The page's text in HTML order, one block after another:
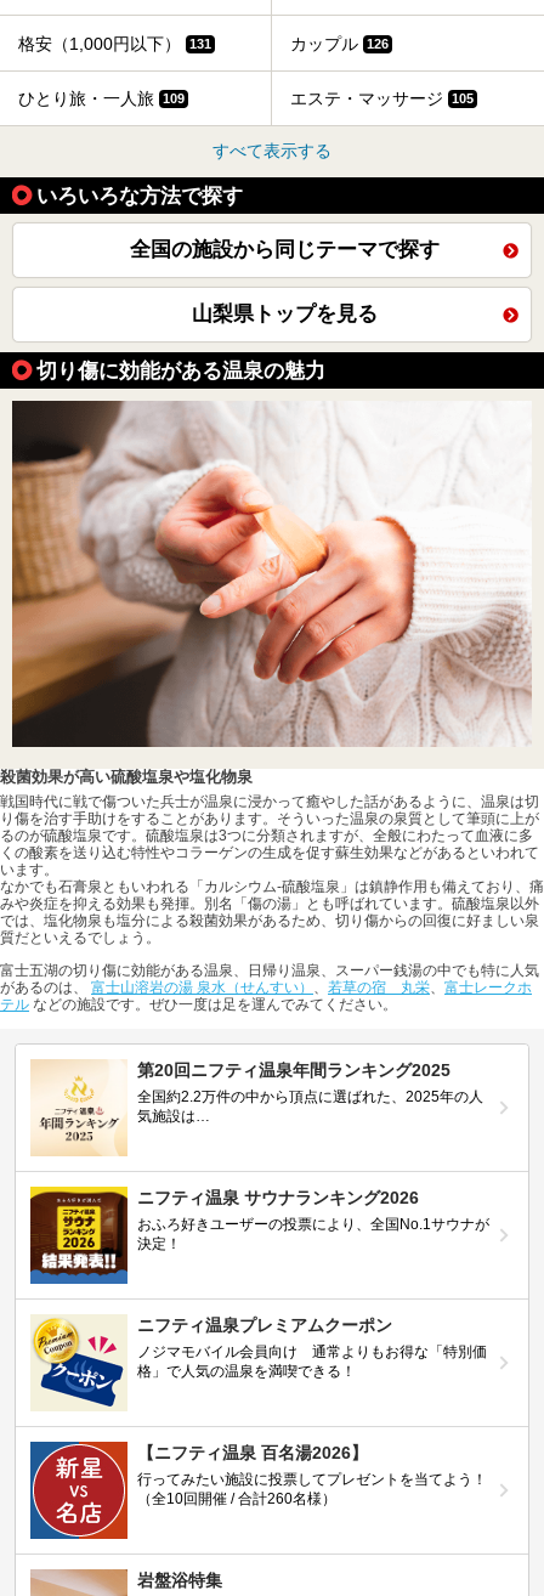
格安（1,000円以下） 131 カップル 126
ひとり旅・一人旅 109 エステ・マッサージ 105
すべて表示する
いろいろな方法で探す
全国の施設から同じテーマで探す
山梨県トップを見る
切り傷に効能がある温泉の魅力
殺菌効果が高い硫酸塩泉や塩化物泉
戦国時代に戦で傷ついた兵士が温泉に浸かって癒やした話があるように、温泉は切
り傷を治す手助けをすることがあります。そういった温泉の泉質として筆頭に上が
るのが硫酸塩泉です。硫酸塩泉は3つに分類されますが、全般にわたって血液に多
くの酸素を送り込む特性やコラーゲンの生成を促す蘇生効果などがあるといわれて
います。
なかでも石膏泉ともいわれる「カルシウム-硫酸塩泉」は鎮静作用も備えており、痛
みや炎症を抑える効果も発揮。別名「傷の湯」とも呼ばれています。硫酸塩泉以外
では、塩化物泉も塩分による殺菌効果があるため、切り傷からの回復に好ましい泉
質だといえるでしょう。
富士五湖の切り傷に効能がある温泉、日帰り温泉、スーパー銭湯の中でも特に人気
があるのは、 富士山溶岩の湯 泉水（せんすい） 、 若草の宿 丸栄、 富士レークホ
テル などの施設です。ぜひ一度は足を運んでみてください。
第20回ニフティ温泉年間ランキング2025
全国約2.2万件の中から頂点に選ばれた、2025年の人
気施設は…
ニフティ温泉 サウナランキング2026
おふろ好きユーザーの投票により、全国No.1サウナが
決定！
ニフティ温泉プレミアムクーポン
ノジマモバイル会員向け 通常よりもお得な「特別価
格」で人気の温泉を満喫できる！
【ニフティ温泉 百名湯2026】
行ってみたい施設に投票してプレゼントを当てよう！
（全10回開催 / 合計260名様）
岩盤浴特集